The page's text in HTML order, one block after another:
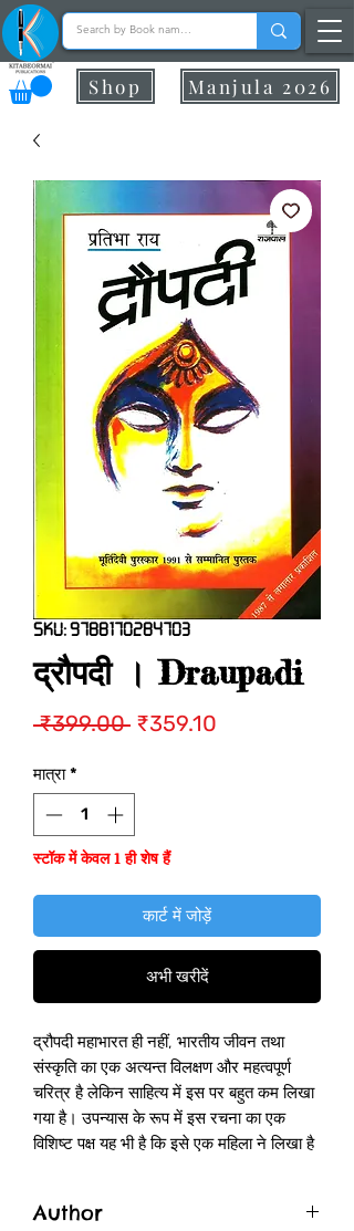
Manjula 2026
Shop
SKU: 9788170284703
द्रौपदी । Draupadi
₹399.00 नियमित
₹359.10
मात्रा *
स्टॉक में केवल 1 ही शेष हैं
कार्ट में जोड़ें
अभी खरीदें
द्रौपदी महाभारत ही नहीं, भारतीय जीवन तथा
संस्कृति का एक अत्यन्त विलक्षण और महत्वपूर्ण
चरित्र है लेकिन साहित्य में इस पर बहुत कम लिखा
गया है। उपन्यास के रूप में इस रचना का एक
विशिष्ट पक्ष यह भी है कि इसे एक महिला ने लिखा है
कृष्ण-समर्पित तथा पाँच पांडवों से व्याही द्रौपदी का
Author